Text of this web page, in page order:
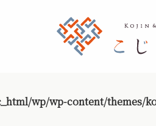
wp/wp-content/themes/